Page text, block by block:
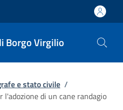
Borgo Virgilio
e stato civile /
di un cane randagio